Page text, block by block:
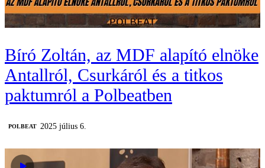
Bíró Zoltán, az MDF alapító elnöke
Antallról, Csurkáról és a titkos
paktumról a Polbeatben
‎POLBEAT 2025 július 6.